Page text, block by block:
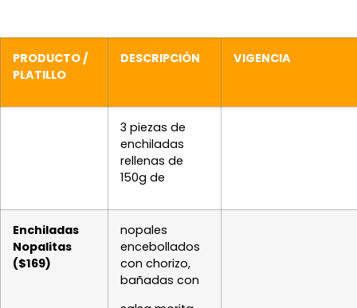
PRODUCTO /
PLATILLO
DESCRIPCIÓN VIGENCIA
3 piezas de
enchiladas
rellenas de
150g de
Enchiladas
Nopalitas
($169)
nopales
encebollados
con chorizo,
bañadas con